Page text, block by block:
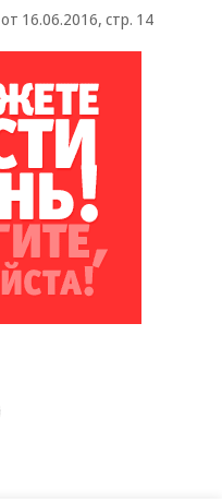
от 16.06.2016, стр. 14